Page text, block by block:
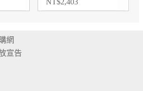
網
宣告